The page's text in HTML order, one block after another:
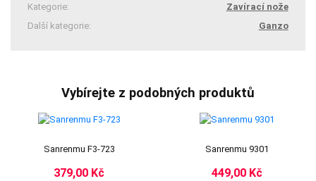
Kategorie:
Zavírací nože
Další kategorie:
Ganzo
Vybírejte z podobných produktů
Sanrenmu F3-723
379,00 Kč
Sanrenmu 9301
449,00 Kč